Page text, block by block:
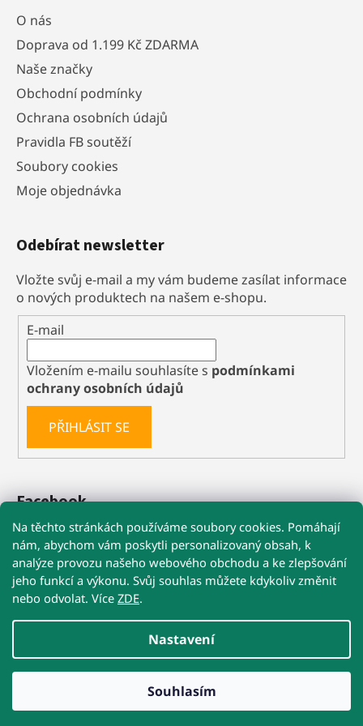
Na těchto stránkách používáme soubory cookies. Pomáhají
nám, abychom vám poskytli personalizovaný obsah, k
analýze provozu našeho webového obchodu a ke zlepšování
jeho funkcí a výkonu. Svůj souhlas můžete kdykoliv změnit
nebo odvolat. Více ZDE.
Nastavení
Souhlasím
🚚 Při nákupu nad 1 199 Kč máte dopravu
ZDARMA
☀️ POZOR NA VYSOKÉ TEPLOTY!
U Precizních MIKROBŮ a Re-Biomu doporučujeme
O nás
Doprava od 1.199 Kč ZDARMA
Naše značky
Obchodní podmínky
Ochrana osobních údajů
Pravidla FB soutěží
Soubory cookies
Moje objednávka
Odebírat newsletter
Vložte svůj e-mail a my vám budeme zasílat informace
o nových produktech na našem e-shopu.
E-mail
Vložením e-mailu souhlasíte s podmínkami
ochrany osobních údajů
PŘIHLÁSIT SE
Facebook
Obchodní podmínky Reklamace Kontakty
Vytvořil Shoptet
VetysZoo.cz
vyhrazena.Upravit nastavení cookies